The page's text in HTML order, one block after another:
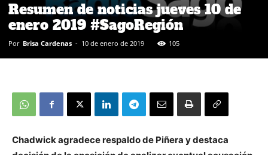
Resumen de noticias jueves 10 de
enero 2019 #SagoRegión
Por Brisa Cardenas - 10 de enero de 2019 105
Chadwick agradece respaldo de Piñera y destaca